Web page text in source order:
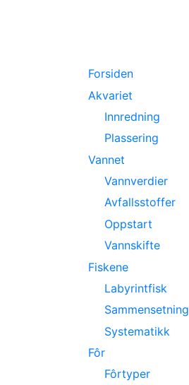
Forsiden
Akvariet
Innredning
Plassering
Vannet
Vannverdier
Avfallsstoffer
Oppstart
Vannskifte
Fiskene
Labyrintfisk
Sammensetning
Systematikk
Fôr
Fôrtyper